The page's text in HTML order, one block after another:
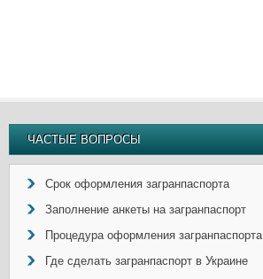
ЧАСТЫЕ ВОПРОСЫ
Срок оформления загранпаспорта
Заполнение анкеты на загранпаспорт
Процедура оформления загранпаспорта
Где сделать загранпаспорт в Украине